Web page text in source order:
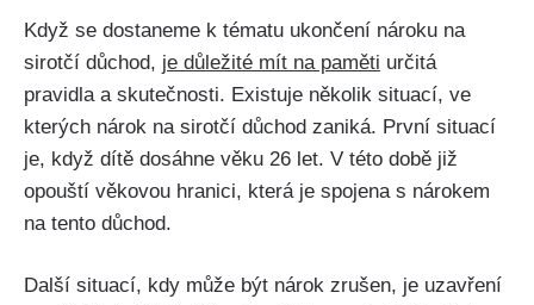
Když se dostaneme k tématu ukončení nároku na
sirotčí důchod, je důležité mít na paměti určitá
pravidla a skutečnosti. Existuje několik situací, ve
kterých nárok na sirotčí důchod zaniká. První situací
je, když dítě dosáhne věku 26 let. V této době již
opouští věkovou hranici, která je spojena s nárokem
na tento důchod.
Další situací, kdy může být nárok zrušen, je uzavření